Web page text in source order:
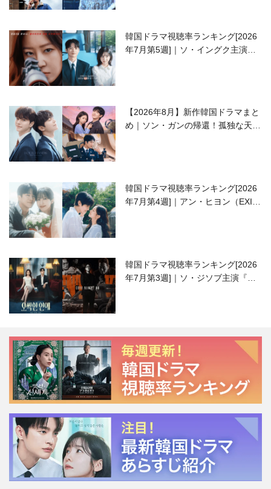
韓国ドラマ視聴率ランキング[2026
年7月第5週]｜ソ・イングク主演の
【2026年8月】新作韓国ドラマまと
め｜ソン・ガンの帰還！孤独な天才
韓国ドラマ視聴率ランキング[2026
年7月第4週]｜アン・ヒヨン（EXID
韓国ドラマ視聴率ランキング[2026
年7月第3週]｜ソ・ジソブ主演『エ